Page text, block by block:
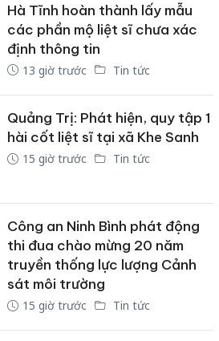
Hà Tĩnh hoàn thành lấy mẫu
các phần mộ liệt sĩ chưa xác
định thông tin
13 giờ trước Tin tức
Quảng Trị: Phát hiện, quy tập 1
hài cốt liệt sĩ tại xã Khe Sanh
15 giờ trước Tin tức
Công an Ninh Bình phát động
thi đua chào mừng 20 năm
truyền thống lực lượng Cảnh
sát môi trường
15 giờ trước Tin tức